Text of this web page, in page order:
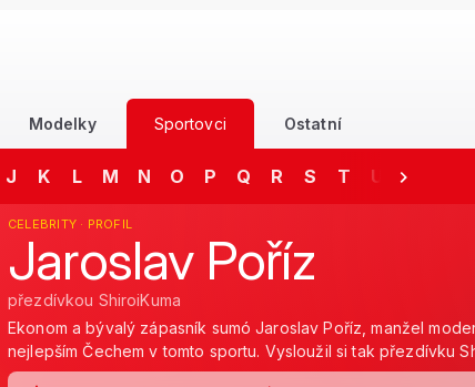
Modelky Sportovci Ostatní
J K L M N O P Q R S T U V
CELEBRITY · PROFIL
Jaroslav Poříz
přezdívkou ShiroiKuma
Ekonom a bývalý zápasník sumó Jaroslav Poříz, manžel
nejlepším Čechem v tomto sportu. Vysloužil si tak přezdívku